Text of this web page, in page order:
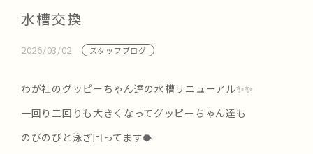
水槽交換
2026/03/02 スタッフブログ
わが社のグッピーちゃん達の水槽リニューアル✨✨
一回り二回りも大きくなってグッピーちゃん達も
のびのびと泳ぎ回ってます🐡